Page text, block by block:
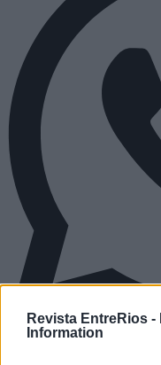
Revista EntreRios -
Information